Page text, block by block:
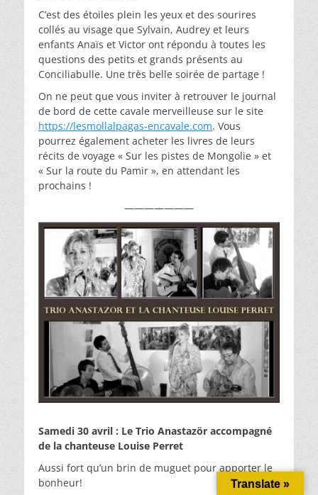
C’est des étoiles plein les yeux et des sourires
collés au visage que Sylvain, Audrey et leurs
enfants Anaïs et Victor ont répondu à toutes les
questions des petits et grands présents au
Conciliabulle. Une très belle soirée de partage !
On ne peut que vous inviter à retrouver le journal
de bord de cette cavale merveilleuse sur le site
https://lesmollalpagas-encavale.com. Vous
pourrez également acheter les livres de leurs
récits de voyage « Sur les pistes de Mongolie » et
« Sur la route du Pamir », en attendant les
prochains !
———————
Samedi 30 avril : Le Trio Anastazör accompagné
de la chanteuse Louise Perret
Aussi fort qu’un brin de muguet pour apporter le
bonheur!
Translate »